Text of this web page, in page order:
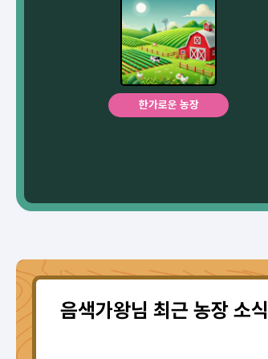
한가로운 농장
음색가왕님 최근 농장 소식